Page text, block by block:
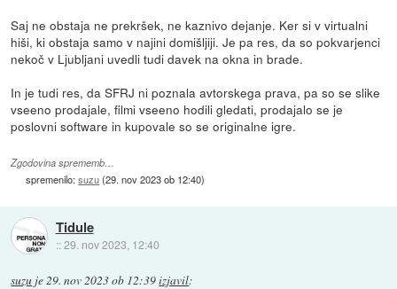
Saj ne obstaja ne prekršek, ne kaznivo dejanje. Ker si v virtualni
hiši, ki obstaja samo v najini domišljiji. Je pa res, da so pokvarjenci
nekoč v Ljubljani uvedli tudi davek na okna in brade.
In je tudi res, da SFRJ ni poznala avtorskega prava, pa so se slike
vseeno prodajale, filmi vseeno hodili gledati, prodajalo se je
poslovni software in kupovale so se originalne igre.
Zgodovina sprememb…
spremenilo:suzu(29. nov 2023 ob 12:40)
Tidule
::29. nov 2023, 12:40
suzu je29. nov 2023 ob 12:39izjavil: